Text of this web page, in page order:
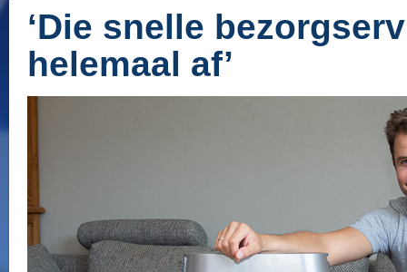
‘Die snelle
helemaal af’